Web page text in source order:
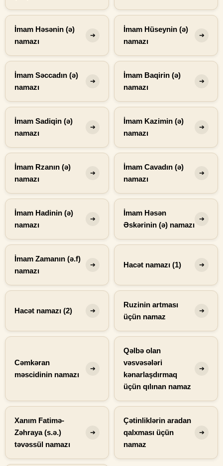
İmam Həsənin (ə)
namazı
➔
İmam Hüseynin (ə)
namazı
➔
İmam Səccadın (ə)
namazı
➔
İmam Baqirin (ə)
namazı
➔
İmam Sadiqin (ə)
namazı
➔
İmam Kazimin (ə)
namazı
➔
İmam Rzanın (ə)
namazı
➔
İmam Cavadın (ə)
namazı
➔
İmam Hadinin (ə)
namazı
➔
İmam Həsən
Əskərinin (ə) namazı
➔
İmam Zamanın (ə.f)
namazı
➔ Hacət namazı (1) ➔
Hacət namazı (2) ➔
Ruzinin artması
üçün namaz
➔
Cəmkəran
məscidinin namazı
➔
Qəlbə olan
vəsvəsələri
kənarlaşdırmaq
üçün qılınan namaz
➔
Xanım Fatimə-
Zəhraya (s.ə.)
təvəssül namazı
➔
Çətinliklərin aradan
qalxması üçün
namaz
➔